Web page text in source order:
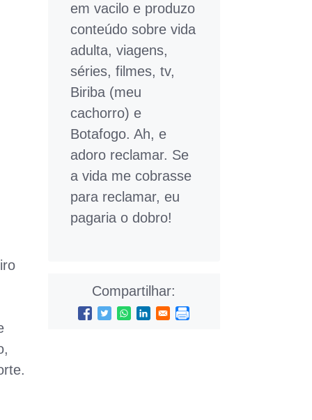
em vacilo e produzo
conteúdo sobre vida
adulta, viagens,
séries, filmes, tv,
Biriba (meu
cachorro) e
Botafogo. Ah, e
adoro reclamar. Se
a vida me cobrasse
para reclamar, eu
pagaria o dobro!
Compartilhar: